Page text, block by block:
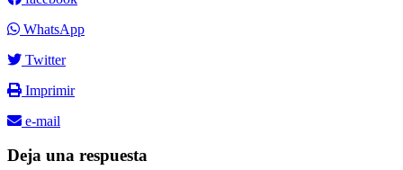
WhatsApp
Twitter
Imprimir
e-mail
Deja una respuesta